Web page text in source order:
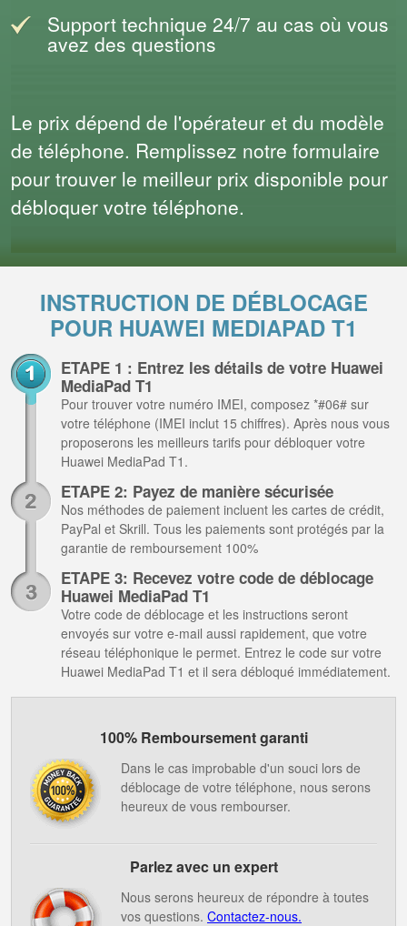
Support technique 24/7 au cas où vous
avez des questions
Le prix dépend de l'opérateur et du modèle
de téléphone. Remplissez notre formulaire
pour trouver le meilleur prix disponible pour
débloquer votre téléphone.
INSTRUCTION DE DÉBLOCAGE
POUR HUAWEI MEDIAPAD T1
ETAPE 1 : Entrez les détails de votre Huawei
MediaPad T1
Pour trouver votre numéro IMEI, composez *#06# sur
votre téléphone (IMEI inclut 15 chiffres). Après nous vous
proposerons les meilleurs tarifs pour débloquer votre
Huawei MediaPad T1.
ETAPE 2: Payez de manière sécurisée
Nos méthodes de paiement incluent les cartes de crédit,
PayPal et Skrill. Tous les paiements sont protégés par la
garantie de remboursement 100%
ETAPE 3: Recevez votre code de déblocage
Huawei MediaPad T1
Votre code de déblocage et les instructions seront
envoyés sur votre e-mail aussi rapidement, que votre
réseau téléphonique le permet. Entrez le code sur votre
Huawei MediaPad T1 et il sera débloqué immédiatement.
100% Remboursement garanti
Dans le cas improbable d'un souci lors de
déblocage de votre téléphone, nous serons
heureux de vous rembourser.
Parlez avec un expert
Nous serons heureux de répondre à toutes
vos questions. Contactez-nous.